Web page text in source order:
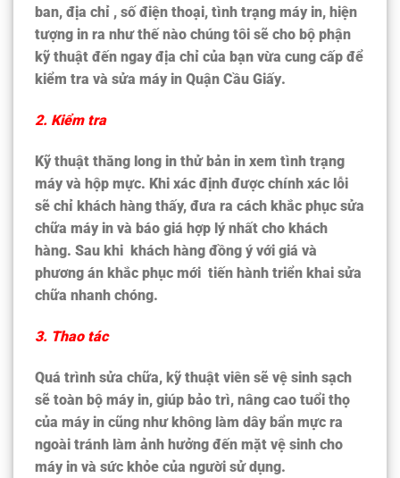
ban, địa chỉ , số điện thoại, tình trạng máy in, hiện
tượng in ra như thế nào chúng tôi sẽ cho bộ phận
kỹ thuật đến ngay địa chỉ của bạn vừa cung cấp để
kiểm tra và sửa máy in Quận Cầu Giấy.
2. Kiểm tra
Kỹ thuật thăng long in thử bản in xem tình trạng
máy và hộp mực. Khi xác định được chính xác lỗi
sẽ chỉ khách hàng thấy, đưa ra cách khắc phục sửa
chữa máy in và báo giá hợp lý nhất cho khách
hàng. Sau khi khách hàng đồng ý với giá và
phương án khắc phục mới tiến hành triển khai sửa
chữa nhanh chóng.
3. Thao tác
Quá trình sửa chữa, kỹ thuật viên sẽ vệ sinh sạch
sẽ toàn bộ máy in, giúp bảo trì, nâng cao tuổi thọ
của máy in cũng như không làm dây bẩn mực ra
ngoài tránh làm ảnh hưởng đến mặt vệ sinh cho
máy in và sức khỏe của người sử dụng.